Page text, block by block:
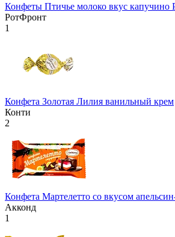
Конфеты Птичье молоко вкус капучино
РотФронт
1
Конфета Золотая Лилия ванильный крем
Конти
2
Конфета Мартелетто со вкусом
Акконд
1